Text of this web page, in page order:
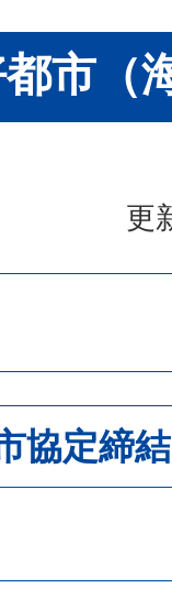
市（
更
協定締